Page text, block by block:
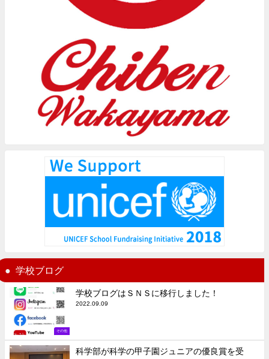
学校ブログ
その他
学校ブログはＳＮＳに移行しました！
2022.09.09
科学部が科学の甲子園ジュニアの優良賞を受